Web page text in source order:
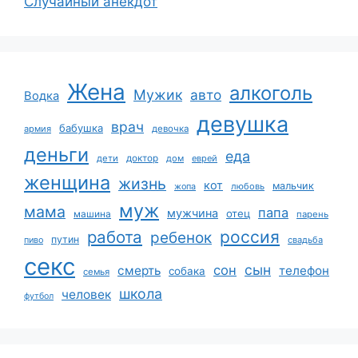
Водка Жена Мужик авто алкоголь
армия бабушка врач девочка девушка
деньги дети доктор дом еврей еда
женщина жизнь жопа кот любовь мальчик
мама машина муж мужчина отец папа парень
пиво путин работа ребенок россия свадьба
секс семья смерть собака сон сын телефон
футбол человек школа